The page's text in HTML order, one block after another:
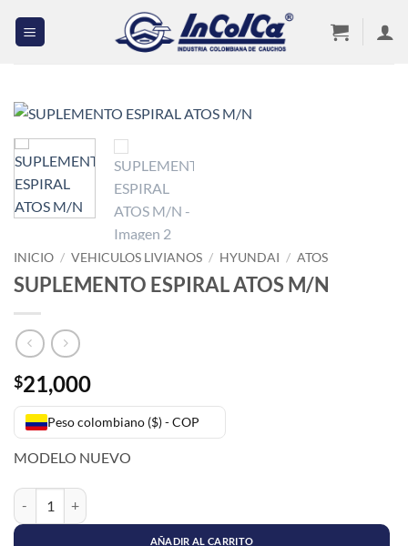
INICIO / VEHICULOS LIVIANOS / HYUNDAI / ATOS
SUPLEMENTO ESPIRAL ATOS M/N
$21,000
Peso colombiano ($) - COP
MODELO NUEVO
SUPLEMENTO ESPIRAL ATOS M/N cantidad
AÑADIR AL CARRITO